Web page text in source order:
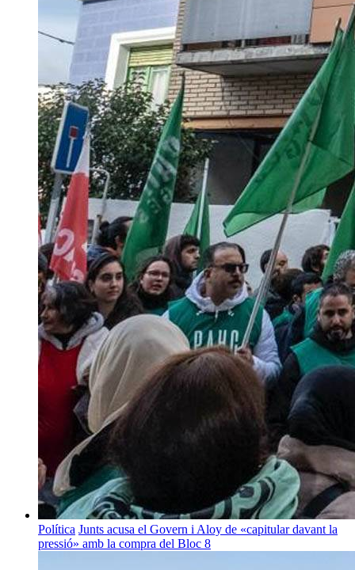
Política Junts acusa el Govern i Aloy de «capitular davant la
pressió» amb la compra del Bloc 8